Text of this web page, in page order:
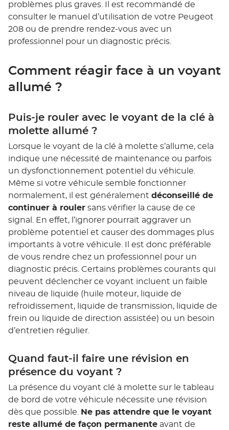
problèmes plus graves. Il est recommandé de
consulter le manuel d’utilisation de votre Peugeot
208 ou de prendre rendez-vous avec un
professionnel pour un diagnostic précis.
Comment réagir face à un voyant
allumé ?
Puis-je rouler avec le voyant de la clé à
molette allumé ?
Lorsque le voyant de la clé à molette s’allume, cela
indique une nécessité de maintenance ou parfois
un dysfonctionnement potentiel du véhicule.
Même si votre véhicule semble fonctionner
normalement, il est généralement déconseillé de
continuer à rouler sans vérifier la cause de ce
signal. En effet, l’ignorer pourrait aggraver un
problème potentiel et causer des dommages plus
importants à votre véhicule. Il est donc préférable
de vous rendre chez un professionnel pour un
diagnostic précis. Certains problèmes courants qui
peuvent déclencher ce voyant incluent un faible
niveau de liquide (huile moteur, liquide de
refroidissement, liquide de transmission, liquide de
frein ou liquide de direction assistée) ou un besoin
d’entretien régulier.
Quand faut-il faire une révision en
présence du voyant ?
La présence du voyant clé à molette sur le tableau
de bord de votre véhicule nécessite une révision
dès que possible. Ne pas attendre que le voyant
reste allumé de façon permanente avant de